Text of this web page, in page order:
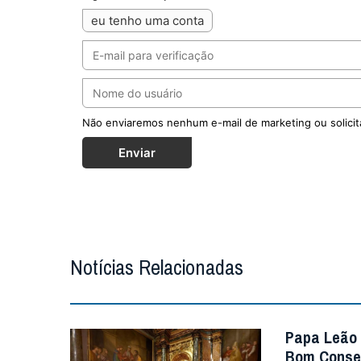
eu tenho uma conta
Não enviaremos nenhum e-mail de marketing ou
Enviar
Notícias Relacionadas
Papa